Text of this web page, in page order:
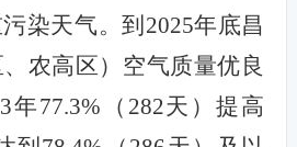
染天气。到2025年底昌
农高区）空气质量优良
年77.3%（282天）提高